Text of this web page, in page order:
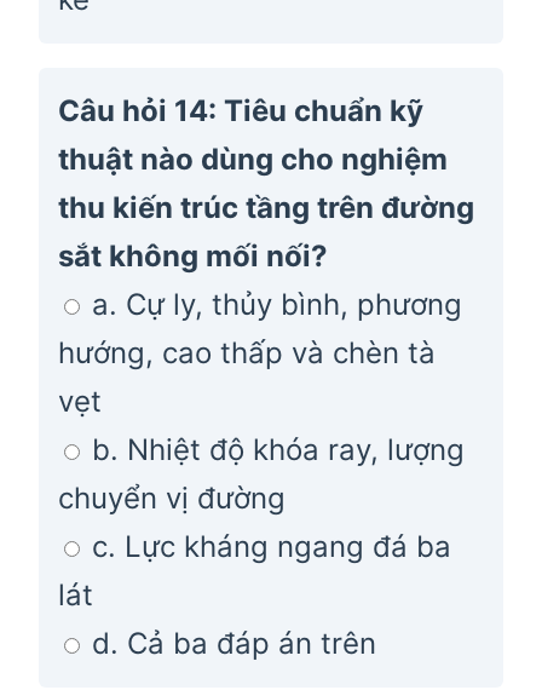
Câu hỏi 14: Tiêu chuẩn kỹ
thuật nào dùng cho nghiệm
thu kiến trúc tầng trên đường
sắt không mối nối?
a. Cự ly, thủy bình, phương
hướng, cao thấp và chèn tà
vẹt
b. Nhiệt độ khóa ray, lượng
chuyển vị đường
c. Lực kháng ngang đá ba
lát
d. Cả ba đáp án trên